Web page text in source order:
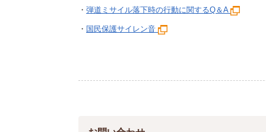
・ 弾道ミサイル落下時の行動に関するQ＆A
・ 国民保護サイレン音